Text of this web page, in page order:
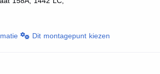
Dit montagepunt kiezen